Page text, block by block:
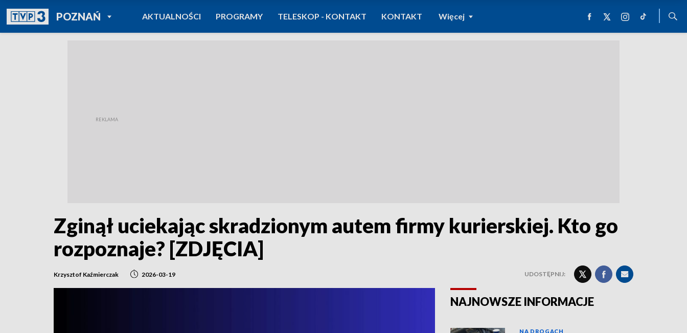
POZNAŃPOWRÓT DO
TVP REGIONY
AKTUALNOŚCI PROGRAMY TELESKOP - KONTAKT KONTAKT Więcej
Zginął uciekając skradzionym autem firmy kurierskiej. Kto go
rozpoznaje? [ZDJĘCIA]
Krzysztof Kaźmierczak 2026-03-19 UDOSTĘPNIJ:
NAJNOWSZE INFORMACJE
NA DROGACH